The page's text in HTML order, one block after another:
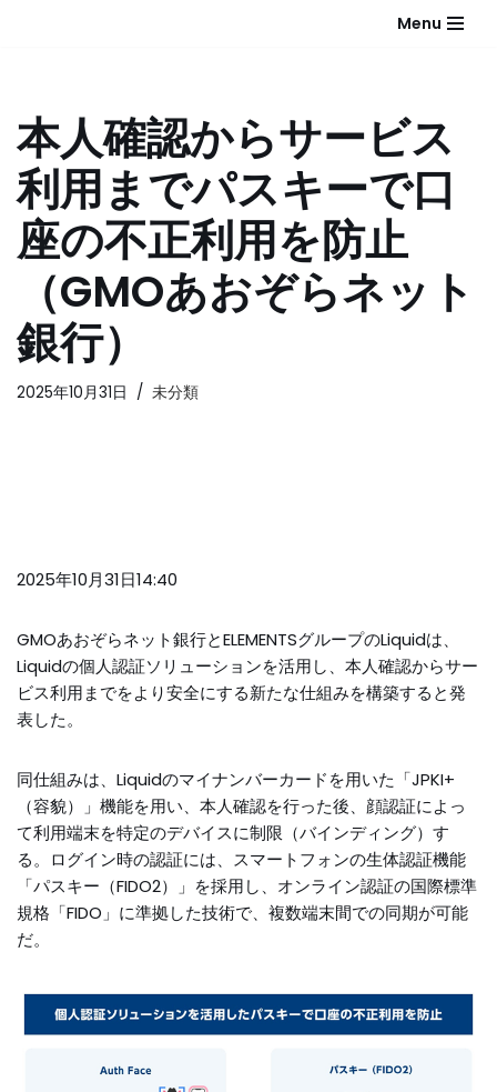
ン
ツ
へ
ス
キ
Menu
本人確認からサービス
利用までパスキーで口
座の不正利用を防止
（GMOあおぞらネット
銀行）
2025年10月31日 未分類
2025年10月31日14:40
GMOあおぞらネット銀行とELEMENTSグループのLiquidは、
Liquidの個人認証ソリューションを活用し、本人確認からサー
ビス利用までをより安全にする新たな仕組みを構築すると発
表した。
同仕組みは、Liquidのマイナンバーカードを用いた「JPKI+
（容貌）」機能を用い、本人確認を行った後、顔認証によっ
て利用端末を特定のデバイスに制限（バインディング）す
る。ログイン時の認証には、スマートフォンの生体認証機能
「パスキー（FIDO2）」を採用し、オンライン認証の国際標準
規格「FIDO」に準拠した技術で、複数端末間での同期が可能
だ。